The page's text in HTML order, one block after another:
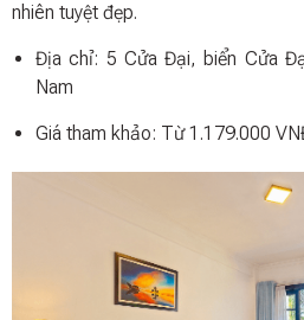
nhiên tuyệt đẹp.
Địa chỉ: 5 Cửa Đại, biển Cửa
Nam
Giá tham khảo: Từ 1.179.000